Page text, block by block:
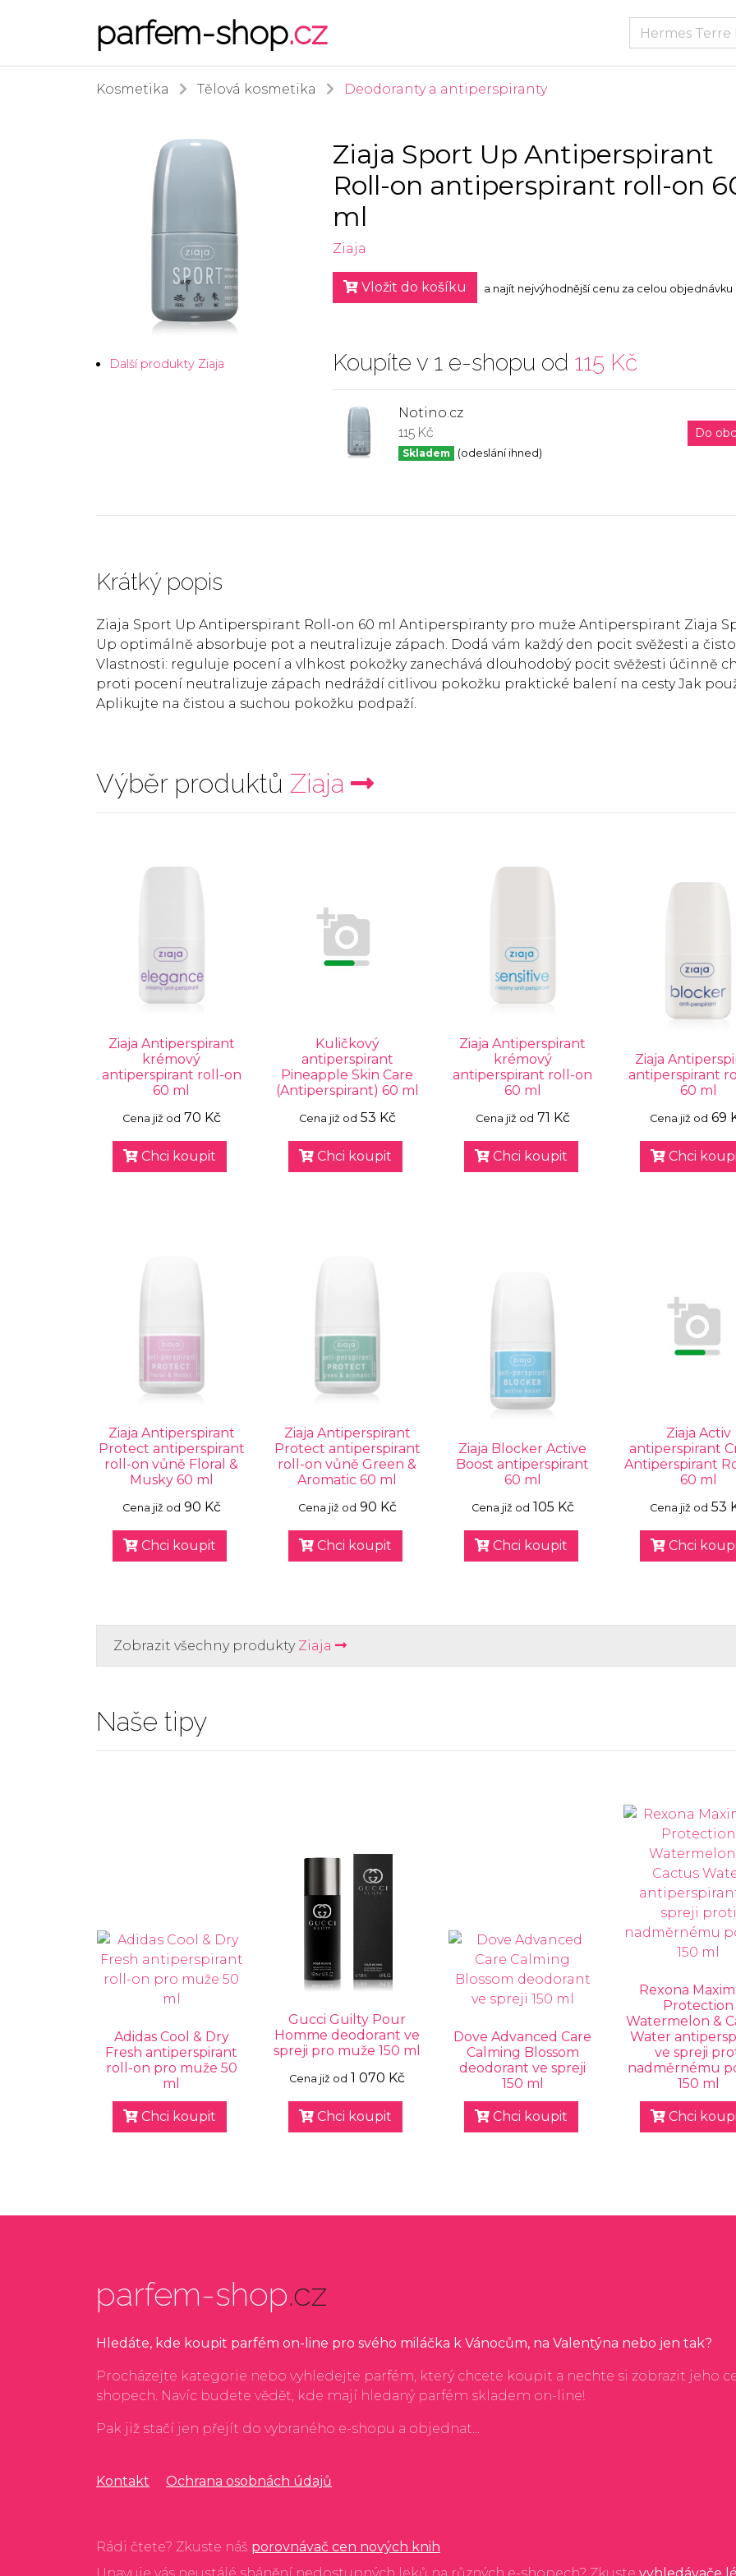
parfem-shop.cz
Kosmetika Tělová kosmetika Deodoranty a antiperspiranty
Další produkty Ziaja
Ziaja Sport Up Antiperspirant
Roll-on antiperspirant roll-on
ml
Ziaja
Vložit do košíku a najít nejvýhodnější cenu za celou objednávku
Koupíte v 1 e-shopu od 115 Kč
Notino.cz
115 Kč
Skladem (odeslání ihned)
Do
Krátký popis
Ziaja Sport Up Antiperspirant Roll-on 60 ml Antiperspiranty pro muže Antiperspirant Ziaja
Up optimálně absorbuje pot a neutralizuje zápach. Dodá vám každý den pocit svěžesti a
Vlastnosti: reguluje pocení a vlhkost pokožky zanechává dlouhodobý pocit svěžesti účinně
proti pocení neutralizuje zápach nedráždí citlivou pokožku praktické balení na cesty Jak
Aplikujte na čistou a suchou pokožku podpaží.
Výběr produktů Ziaja
Ziaja Antiperspirant
krémový
antiperspirant roll-on
60 ml
Cena již od 70 Kč
Chci koupit
Kuličkový
antiperspirant
Pineapple Skin Care
(Antiperspirant) 60 ml
Cena již od 53 Kč
Chci koupit
Ziaja Antiperspirant
krémový
antiperspirant roll-on
60 ml
Cena již od 71 Kč
Chci koupit
Ziaja
antiperspirant
60 ml
Cena již od 69
Chci
Ziaja Antiperspirant
Protect antiperspirant
roll-on vůně Floral &
Musky 60 ml
Cena již od 90 Kč
Chci koupit
Ziaja Antiperspirant
Protect antiperspirant
roll-on vůně Green &
Aromatic 60 ml
Cena již od 90 Kč
Chci koupit
Ziaja Blocker Active
Boost antiperspirant
60 ml
Cena již od 105 Kč
Chci koupit
Ziaja Activ
antiperspirant
Antiperspirant
60 ml
Cena již od 53
Chci
Zobrazit všechny produkty Ziaja
Naše tipy
Adidas Cool & Dry
Fresh antiperspirant
roll-on pro muže 50
ml
Chci koupit
Gucci Guilty Pour
Homme deodorant ve
spreji pro muže 150 ml
Cena již od 1 070 Kč
Chci koupit
Dove Advanced Care
Calming Blossom
deodorant ve spreji
150 ml
Chci koupit
Rexona
Protection
Watermelon &
Water
ve spreji
nadměrnému
150 ml
Chci
parfem-shop.cz
Hledáte, kde koupit parfém on-line pro svého miláčka k Vánocům, na Valentýna nebo jen tak?
Procházejte kategorie nebo vyhledejte parfém, který chcete koupit a nechte si zobrazit jeho
shopech. Navíc budete vědět, kde mají hledaný parfém skladem on-line!
Pak již stačí jen přejít do vybraného e-shopu a objednat...
Kontakt Ochrana osobnách údajů
Rádi čtete? Zkuste náš porovnávač cen nových knih
Unavuje vás neustálé shánění nedostupných leků na různých e-shopech? Zkuste vyhledávače